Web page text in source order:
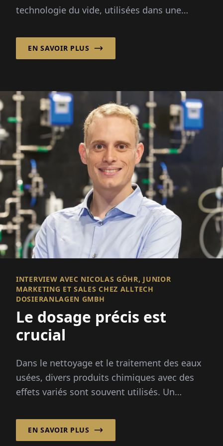
technologie du vide, utilisées dans une
de semi-conducteurs...
EN SAVOIR PLUS
INTERVIEW AVEC NICOLAS GÖHR, JUNIOR
MARKETING ET SALES CHEZ ALLTECH
DOSIERANLAGEN GMBH
Le dosage précis est
crucial
Dans le nettoyage et le traitement des eaux
usées, divers produits chimiques avec des
effets variés sont souvent utilisés. Un
EN SAVOIR PLUS